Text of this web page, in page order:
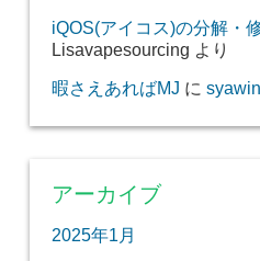
iQOS(アイコス)の分解・
Lisavapesourcing より
暇さえあればMJ に
アーカイブ
2025年1月